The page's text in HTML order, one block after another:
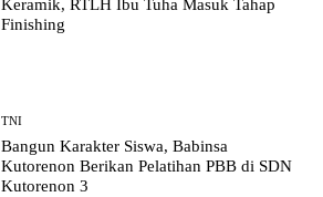
Keramik, RTLH Ibu Tuha Masuk Tahap
Finishing
TNI
Bangun Karakter Siswa, Babinsa
Kutorenon Berikan Pelatihan PBB di SDN
Kutorenon 3